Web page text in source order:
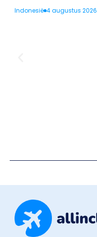
Indonesië 4 augustus 2026